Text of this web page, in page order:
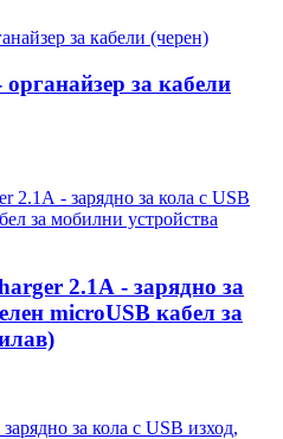
за кабели
2.1А - зарядно за
microUSB кабел за